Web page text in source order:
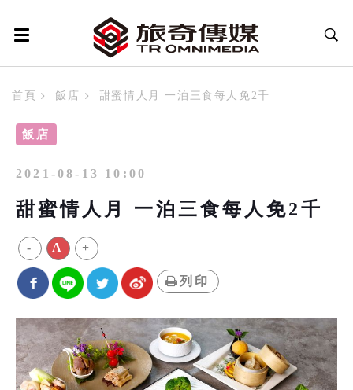
首頁 飯店 甜蜜情人月 一泊三食每人免2千
飯店
2021-08-13 10:00
甜蜜情人月 一泊三食每人免2千
- A +
列印